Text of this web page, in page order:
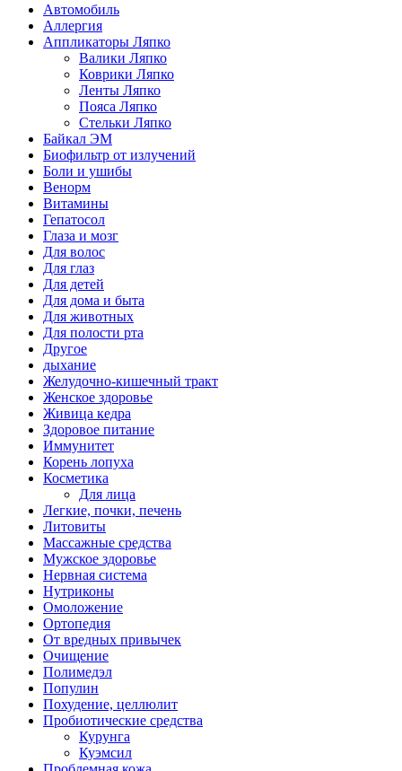
Автомобиль
Аллергия
Аппликаторы Ляпко
Валики Ляпко
Коврики Ляпко
Ленты Ляпко
Пояса Ляпко
Стельки Ляпко
Байкал ЭМ
Биофильтр от излучений
Боли и ушибы
Венорм
Витамины
Гепатосол
Глаза и мозг
Для волос
Для глаз
Для детей
Для дома и быта
Для животных
Для полости рта
Другое
дыхание
Желудочно-кишечный тракт
Женское здоровье
Живица кедра
Здоровое питание
Иммунитет
Корень лопуха
Косметика
Для лица
Легкие, почки, печень
Литовиты
Массажные средства
Мужское здоровье
Нервная система
Нутриконы
Омоложение
Ортопедия
От вредных привычек
Очищение
Полимедэл
Популин
Похудение, целлюлит
Пробиотические средства
Курунга
Куэмсил